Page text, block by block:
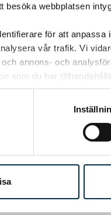
besöka webbplatsen
för att
vår trafik. Vi
annons- och
som du har
Skrivet
marinerade